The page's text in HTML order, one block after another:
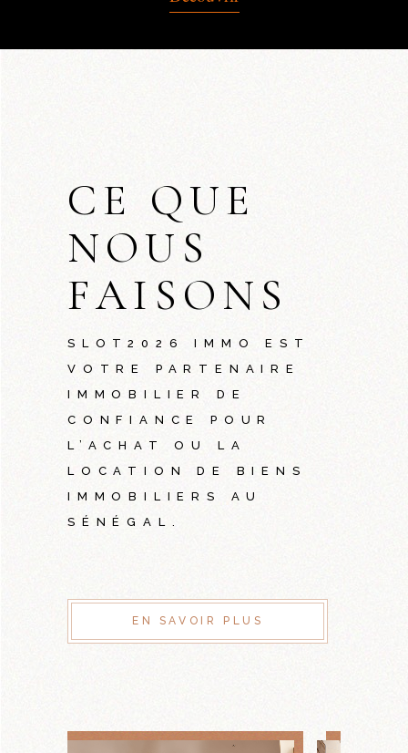
CE QUE
NOUS
FAISONS
SLOT2026
IMMO EST
VOTRE PARTENAIRE
IMMOBILIER DE
CONFIANCE POUR
L’ACHAT OU LA
LOCATION DE BIENS
IMMOBILIERS AU
SÉNÉGAL.
EN SAVOIR PLUS